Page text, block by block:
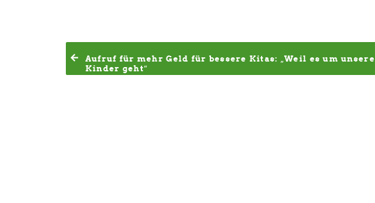
Aufruf für mehr Geld für bessere Kitas: „Weil es um unsere
Kinder geht“